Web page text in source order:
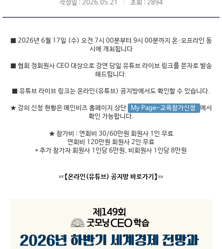
작성일 : 2026.05.21 조회 : 2894
■ 2026년 6월 17일 (수) 오전 7시 00분부터 9시 00분까지 온·오프라인 동
시에 개최됩니다
■ 협회 정회원사 CEO 대상으로 강연 당일 유튜브 라이브 링크를 문자로 발송
해드립니다.
■ 유튜브 라이브 링크는 온라인(유튜브) 공지방에서도 확인할 수 있습니다.
★ 강의 신청 현황은 메인비즈 홈페이지 상단 My Page-교육참가신청
에서
확인 가능합니다.
★ 참가비 : 연회비 30/60만원 회원사 1인 무료
연회비 120만원 회원사 2인 무료
* 추가 참가자 회원사 1인당 6만원, 비회원사 1인당 8만원
☞【온라인(유튜브) 공지방 바로가기】☜